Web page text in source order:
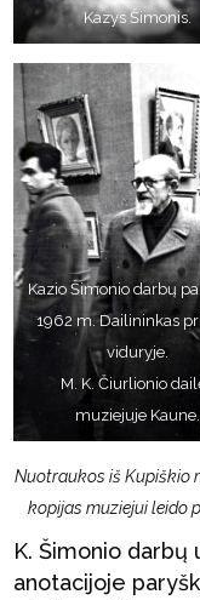
Kazys Šimonis.
Kazio Šimonio darbų
1962 m. Dailininkas
viduryje.
M. K. Čiurlionio
muziejuje Kaune.
Nuotraukos iš Kupiškio
kopijas muziejui leido
K. Šimonio darbų
anotacijoje